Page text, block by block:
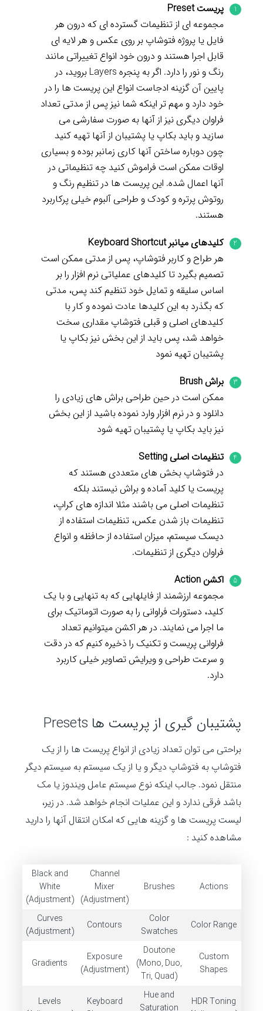
پریست Preset
مجموعه ای از تنظیمات گسترده ای که درون هر
فایل یا پروژه فتوشاپ بر روی عکس و هر لایه ای
قابل اجرا هستند و درون خود انواع تغییراتی مانند
رنگ و نور را دارد. اگر به پنجره Layers بروید، در
پایین آن گزینه ادجاست انواع این پریست ها را در
خود دارد و مهم تر اینکه شما نیز پس از مدتی تعداد
فراوان دیگری نیز از آنها به صورت سفارشی می
سازید و باید بکاپ یا پشتیبان از آنها تهیه کنید
چون دوباره ساختن آنها کاری زمانبر بوده و بسیاری
اوقات ممکن است فراموش کنید چه تنظیماتی در
آنها اعمال شده. این پریست ها در تنظیم رنگ و
روتوش پرتره و کودک و طراحی آلبوم خیلی پرکاربرد
هستند.
کلیدهای میانبر Keyboard Shortcut
هر طراح و کاربر فتوشاپ، پس از مدتی ممکن است
تصمیم بگیرد تا کلیدهای عملیاتی نرم افزار را بر
اساس سلیقه و تمایل خود تنظیم کند پس، مدتی
که بگذرد به این کلیدها عادت نموده و کار با
کلیدهای اصلی و قبلی فتوشاپ مقداری سخت
خواهد شد، پس باید از این بخش نیز بکاپ یا
پشتیبان تهیه نمود
براش Brush
ممکن است در حین طراحی براش های زیادی را
دانلود و در نرم افزار وارد نموده باشید از این بخش
نیز باید بکاپ یا پشتیبان تهیه شود
تنظیمات اصلی Setting
در فتوشاپ بخش های متعددی هستند که
پریست یا کلید آماده و براش نیستند بلکه
تنظیمات اصلی می باشند مثلا اندازه های کراپ،
تنظیمات باز شدن عکس، تنظیمات استفاده از
دیسک سیستم، میزان استفاده از حافظه و انواع
فراوان دیگری از تنظیمات.
اکشن Action
مجموعه ارزشمند از فایلهایی که به تنهایی و با یک
کلید، دستورات فراوانی را به صورت اتوماتیک برای
ما اجرا می نمایند. در هر اکشن میتوانیم تعداد
فراوانی پریست و تکنیک را ذخیره کنیم که در دقت
و سرعت طراحی و ویرایش تصاویر خیلی کاربرد
دارد.
پشتیبان گیری از پریست ها Presets
براحتی می توان تعداد زیادی از انواع پریست ها را از یک
فتوشاپ به فتوشاپ دیگر و یا از یک سیستم به سیستم دیگر
منتقل نمود. جالب اینکه نوع سیستم عامل ویندوز یا مک
باشد فرقی ندارد و این عملیات انجام خواهد شد. در زیر،
لیست پریست ها و گزینه هایی که امکان انتقال آنها را دارید
مشاهده کنید :
Actions
Brushes
Channel
Mixer
(Adjustment)
Black and
White
(Adjustment)
Color Range
Color
Swatches
Contours
Curves
(Adjustment)
Custom
Shapes
Doutone
(Mono, Duo,
Tri, Quad)
Exposure
(Adjustment)
Gradients
HDR Toning
Hue and
Saturation
Keyboard
Levels